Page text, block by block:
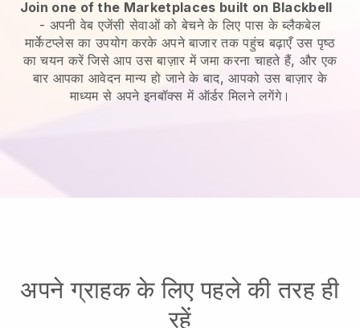
Join one of the Marketplaces built on Blackbell
- अपनी वेब एजेंसी सेवाओं को बेचने के लिए पास के ब्लैकबेल
मार्केटप्लेस का उपयोग करके अपने बाजार तक पहुंच बढ़ाएँउस पृष्ठ
का चयन करें जिसे आप उस बाज़ार में जमा करना चाहते हैं, और एक
बार आपका आवेदन मान्य हो जाने के बाद, आपको उस बाज़ार के
माध्यम से अपने इनबॉक्स में ऑर्डर मिलने लगेंगे।
अपने ग्राहक के लिए पहले की तरह ही
रहें